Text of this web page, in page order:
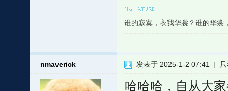
谁的寂寞，衣我华裳？谁的华裳
nmaverick 发表于 2025-1-2 07:41 |
哈哈哈，自从大